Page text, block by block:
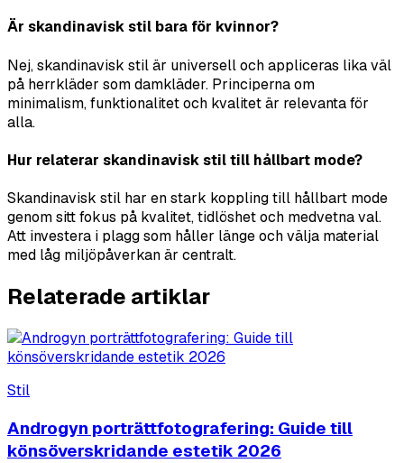
Är skandinavisk stil bara för kvinnor?
Nej, skandinavisk stil är universell och appliceras lika väl
på herrkläder som damkläder. Principerna om
minimalism, funktionalitet och kvalitet är relevanta för
alla.
Hur relaterar skandinavisk stil till hållbart mode?
Skandinavisk stil har en stark koppling till hållbart mode
genom sitt fokus på kvalitet, tidlöshet och medvetna val.
Att investera i plagg som håller länge och välja material
med låg miljöpåverkan är centralt.
Relaterade artiklar
Stil
Androgyn porträttfotografering: Guide till
könsöverskridande estetik 2026